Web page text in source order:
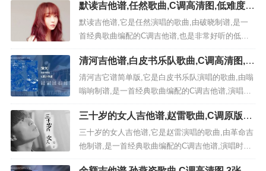
3张高清曲谱由极网吉它谱为大家更新分享,有喜欢吉
它的朋友欢迎关注！ 《她的睫毛》：歌曲一句话解
析: 以上就是2/4拍的节奏C调版的她的睫毛...
默读吉他谱,任然歌曲,C调高清图,低难度六
线简谱
默读吉他谱,它是任然演唱的歌曲,由破晓制谱,是一
首经典歌曲编配的C调吉他谱,也是非常好听的低难
度的弹唱曲谱,下面极网吉它谱为大家分享,有喜欢吉
它的朋友欢迎关注！ ...
清河吉他谱,白皮书乐队歌曲,C调高清图,4
张六线原版简谱
清河吉它谱简单版,它是白皮书乐队演唱的歌曲,由嗡
嗡响制谱,是一首经典歌曲编配的C调吉他谱,演唱时
可不使用变调夹，演奏时间为5分0秒,原调为C本谱
采用C调，是非常好听的弹唱曲谱,下面4张高清曲谱
由极网吉它谱为大家更新分享,有喜欢吉它的朋友欢
迎收藏！ 《清河》：歌曲相关信息...
三十岁的女人吉他谱,赵雷歌曲,C调原版六
线谱高清视频教学,附3张六线简谱
三十岁的女人吉他谱,它是赵雷演唱的歌曲,由革命吉
他制谱,是一首经典歌曲编配的C调吉他谱,演唱时可
夹变调夹3品，原调为降E调本谱采用C调，非常好